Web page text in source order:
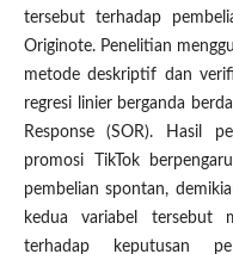
tersebut terhadap
Originote. Penelitian
metode deskriptif dan
regresi linier berganda
Response (SOR). Hasil
promosi TikTok
pembelian spontan,
kedua variabel tersebut
terhadap keputusan